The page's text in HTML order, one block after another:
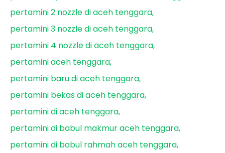
pertamini 2 nozzle di aceh tenggara
pertamini 3 nozzle di aceh tenggara
pertamini 4 nozzle di aceh tenggara
pertamini aceh tenggara
pertamini baru di aceh tenggara
pertamini bekas di aceh tenggara
pertamini di aceh tenggara
pertamini di babul makmur aceh tenggara
pertamini di babul rahmah aceh tenggara